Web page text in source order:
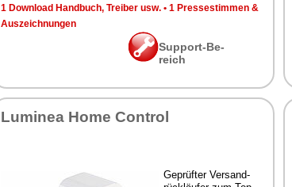
1 Down­load Hand­buch, Trei­ber usw. • 1 Pres­se­stim­men &
Aus­zeich­nun­gen
Sup­port-Be­
reich
Lu­mi­nea Ho­me Con­trol
Ge­prüf­ter Ver­sand­